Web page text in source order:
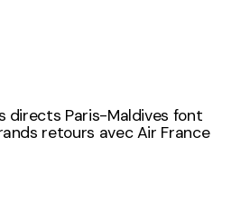
directs Paris-Maldives font
retours avec Air France